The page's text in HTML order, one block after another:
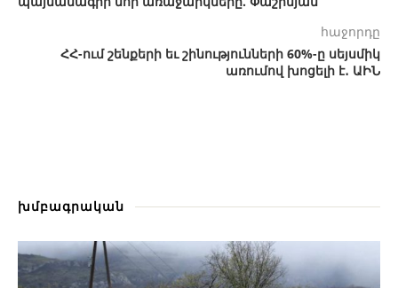
հաջորդը
ՀՀ-ում շենքերի եւ շինությունների 60%-ը սեյսմիկ
առումով խոցելի է․ ԱԻՆ
խմբագրական